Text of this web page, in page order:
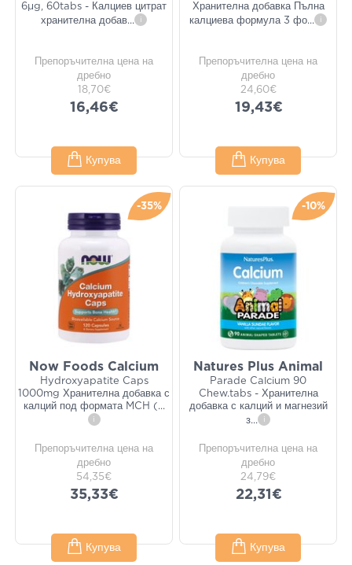
6μg, 60tabs - Калциев цитрат
хранителна добав... i
Препоръчителна цена на
дребно
18,70€
16,46€
Купува
Хранителна добавка Пълна
калциева формула 3 фо... i
Препоръчителна цена на
дребно
24,60€
19,43€
Купува
-35%
Now Foods Calcium
Hydroxyapatite Caps
1000mg Хранителна добавка с
калций под формата MCH (...
i
Препоръчителна цена на
дребно
54,35€
35,33€
Купува
-10%
Natures Plus Animal
Parade Calcium 90
Chew.tabs - Хранителна
добавка с калций и магнезий
з... i
Препоръчителна цена на
дребно
24,79€
22,31€
Купува